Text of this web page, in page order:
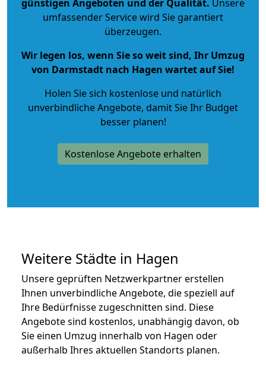
günstigen Angeboten und der Qualität. Unsere
umfassender Service wird Sie garantiert
überzeugen.
Wir legen los, wenn Sie so weit sind, Ihr Umzug
von Darmstadt nach Hagen wartet auf Sie!
Holen Sie sich kostenlose und natürlich
unverbindliche Angebote, damit Sie Ihr Budget
besser planen!
Kostenlose Angebote erhalten
Weitere Städte in Hagen
Unsere geprüften Netzwerkpartner erstellen
Ihnen unverbindliche Angebote, die speziell auf
Ihre Bedürfnisse zugeschnitten sind. Diese
Angebote sind kostenlos, unabhängig davon, ob
Sie einen Umzug innerhalb von Hagen oder
außerhalb Ihres aktuellen Standorts planen.